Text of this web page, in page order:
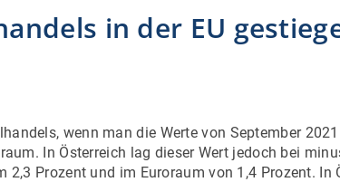
in der EU
wenn man die Werte von September
In Österreich lag dieser Wert jedoch bei
2,3 Prozent und im Euroraum von 1,4 Prozent.